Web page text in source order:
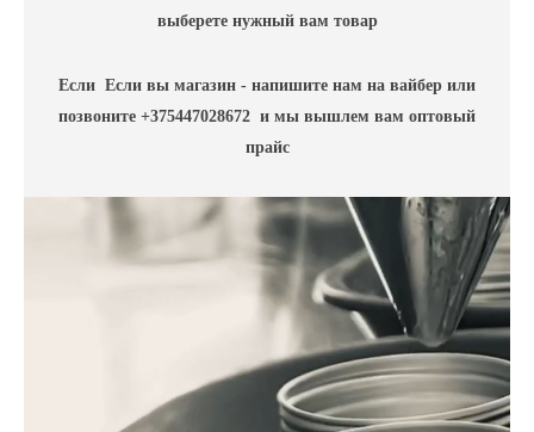
выберете нужный вам товар
Если Если вы магазин - напишите нам на вайбер или
позвоните +375447028672 и мы вышлем вам оптовый
прайс